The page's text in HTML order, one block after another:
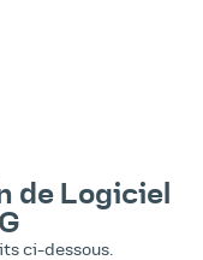
de Logiciel
ci-dessous.